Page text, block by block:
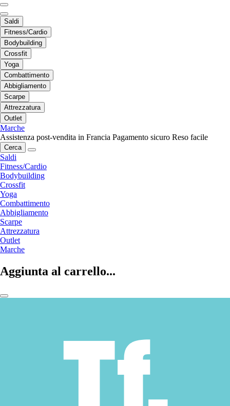
Saldi
Fitness/Cardio
Bodybuilding
Crossfit
Yoga
Combattimento
Abbigliamento
Scarpe
Attrezzatura
Outlet
Marche
Assistenza post-vendita in Francia Pagamento sicuro Reso facile
Cerca
Saldi
Fitness/Cardio
Bodybuilding
Crossfit
Yoga
Combattimento
Abbigliamento
Scarpe
Attrezzatura
Outlet
Marche
Aggiunta al carrello...